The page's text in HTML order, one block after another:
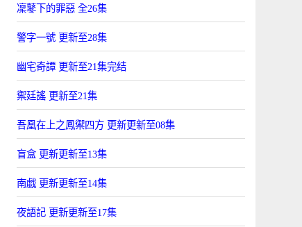
凜鼕下的罪惡 全26集
警字一號 更新至28集
幽宅奇譚 更新至21集完结
禦廷謠 更新至21集
吾凰在上之鳳禦四方 更新更新至08集
盲盒 更新更新至13集
南戯 更新更新至14集
夜語記 更新更新至17集